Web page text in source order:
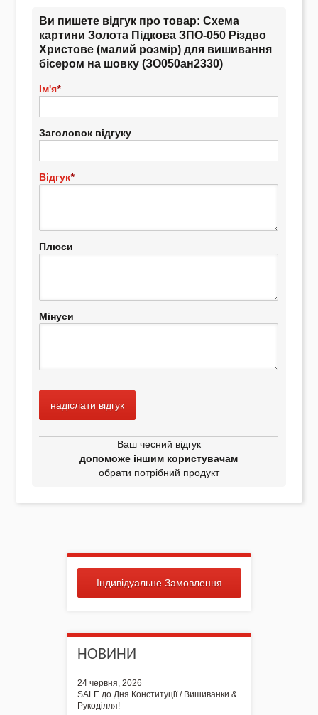
Ви пишете відгук про товар:Схема
картини Золота Підкова ЗПО-050 Різдво
Христове (малий розмір) для вишивання
бісером на шовку (ЗО050ан2330)
*
Ім'я
Заголовок відгуку
*
Відгук
Плюси
Мінуси
надіслати відгук
Ваш чесний відгук
допоможе іншим користувачам
обрати потрібний продукт
Індивідуальне Замовлення
НОВИНИ
24 червня, 2026
SALE до Дня Конституції / Вишиванки &
Рукоділля!